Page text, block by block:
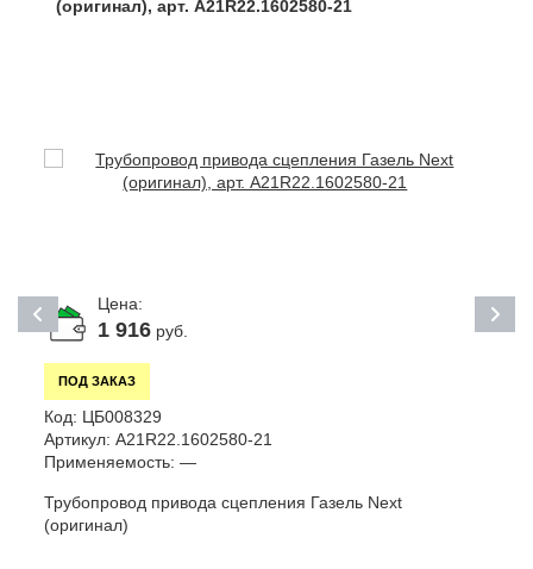
(оригинал), арт. A21R22.1602580-21
Цена:
1 916руб.
ПОД ЗАКАЗ
Код: ЦБ008329
Артикул: A21R22.1602580-21
Применяемость: —
Трубопровод привода сцепления Газель Next
(оригинал)